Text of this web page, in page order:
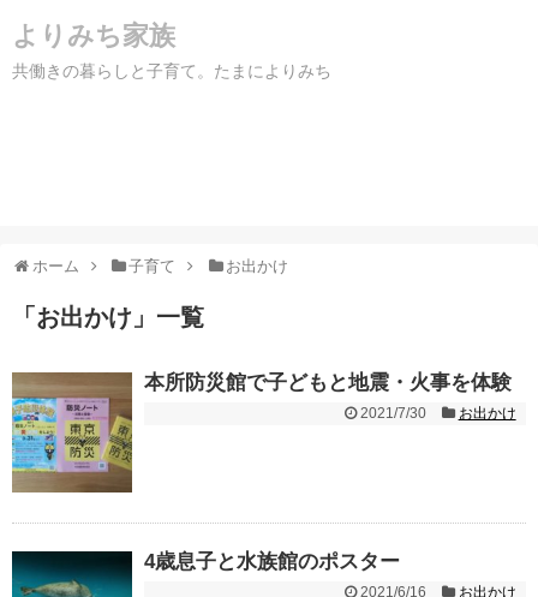
よりみち家族
共働きの暮らしと子育て。たまによりみち
ホーム 子育て お出かけ
「 お出かけ 」 一覧
本所防災館で子どもと地震・火事を体験
2021/7/30 お出かけ
4歳息子と水族館のポスター
2021/6/16 お出かけ